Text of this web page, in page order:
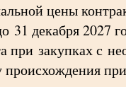
цены
31 декабря 2027
при закупках с
происхождения